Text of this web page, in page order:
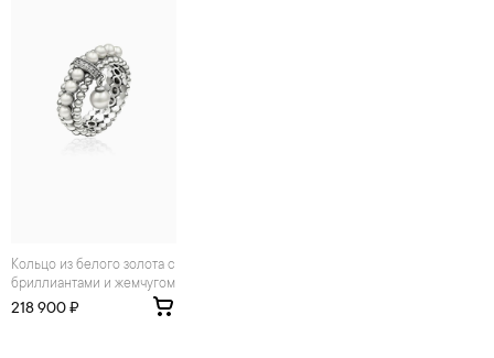
Кольцо из белого золота с
бриллиантами и жемчугом
218 900 ₽